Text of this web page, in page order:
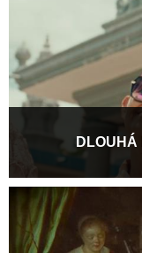
DLOUHÁ
Jedna noc, desítky
Zveme vás na
Více informací